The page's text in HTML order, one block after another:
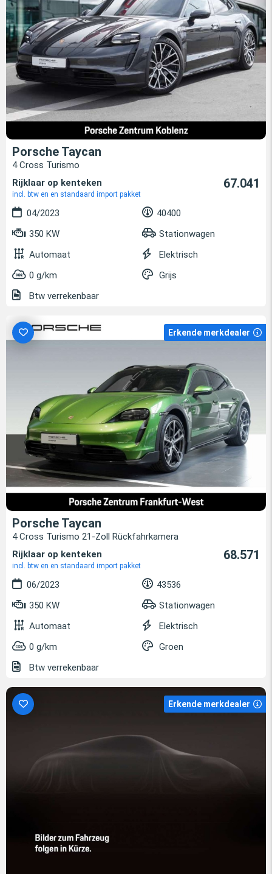
Porsche Taycan
4 Cross Turismo
Rijklaar op kenteken
incl. btw en en standaard import pakket
67.041
04/2023
40400
350 KW
Stationwagen
Automaat
Elektrisch
0 g/km
Grijs
Btw verrekenbaar
Erkende merkdealer
Porsche Taycan
4 Cross Turismo 21-Zoll Rückfahrkamera
Rijklaar op kenteken
incl. btw en en standaard import pakket
68.571
06/2023
43536
350 KW
Stationwagen
Automaat
Elektrisch
0 g/km
Groen
Btw verrekenbaar
Erkende merkdealer